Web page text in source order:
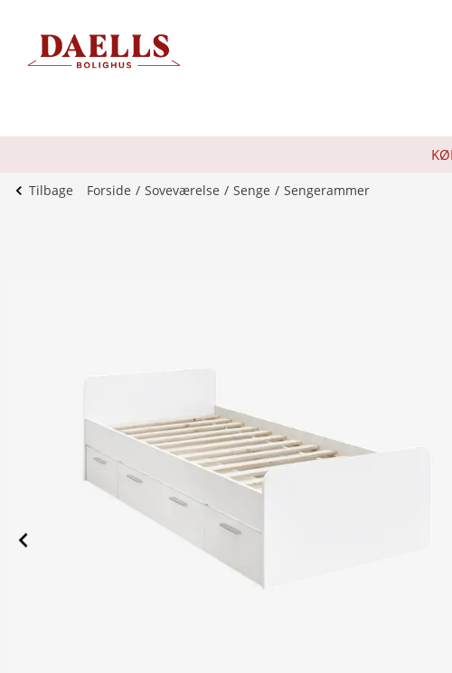
Tilbage Forside Soveværelse Senge Sengerammer